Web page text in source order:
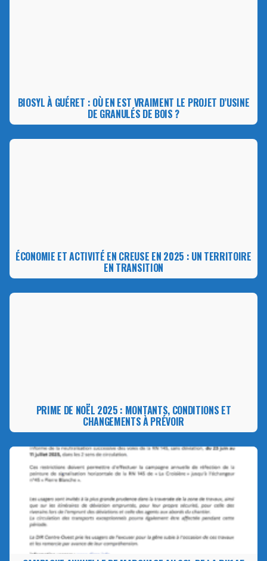
BIOSYL À GUÉRET : OÙ EN EST VRAIMENT LE PROJET D’USINE
DE GRANULÉS DE BOIS ?
ÉCONOMIE ET ACTIVITÉ EN CREUSE EN 2025 : UN TERRITOIRE
EN TRANSITION
PRIME DE NOËL 2025 : MONTANTS, CONDITIONS ET
CHANGEMENTS À PRÉVOIR